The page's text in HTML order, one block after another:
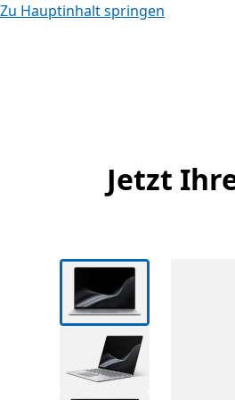
Zu Hauptinhalt springen
Jetzt